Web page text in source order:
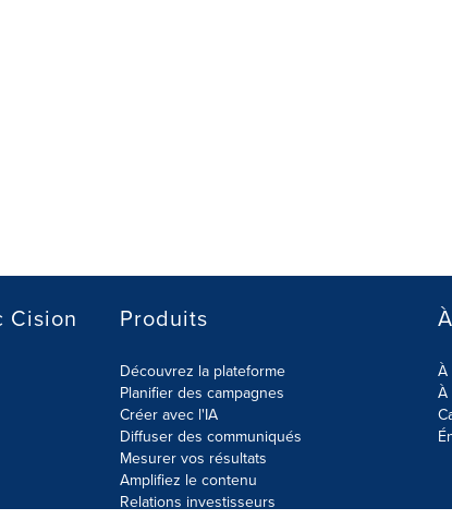
Cision Produits
Découvrez la plateforme
Planifier des campagnes
Créer avec l'IA
Diffuser des communiqués
Mesurer vos résultats
Amplifiez le contenu
Relations investisseurs
À
À